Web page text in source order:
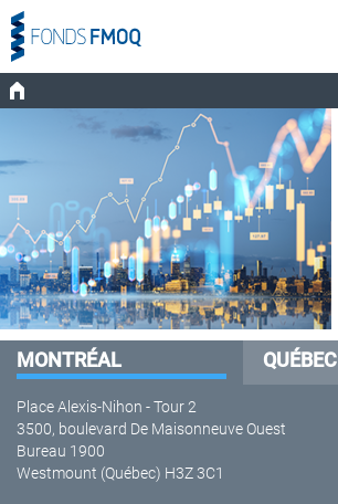
MONTRÉAL QUÉBEC
Place Alexis-Nihon - Tour 2
3500, boulevard De Maisonneuve Ouest
Bureau 1900
Westmount (Québec) H3Z 3C1